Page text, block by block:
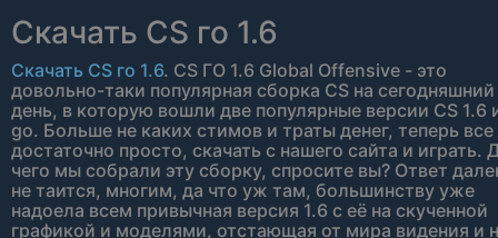
Скачать CS го 1.6
Скачать CS го 1.6. CS ГО 1.6 Global Offensive - это
довольно-таки популярная сборка CS на сегодняшний
день, в которую вошли две популярные версии CS 1.6
go. Больше не каких стимов и траты денег, теперь все
достаточно просто, скачать с нашего сайта и играть.
чего мы собрали эту сборку, спросите вы? Ответ
не таится, многим, да что уж там, большинству уже
надоела всем привычная версия 1.6 с её на скученной
графикой и моделями, отстающая от мира видения и